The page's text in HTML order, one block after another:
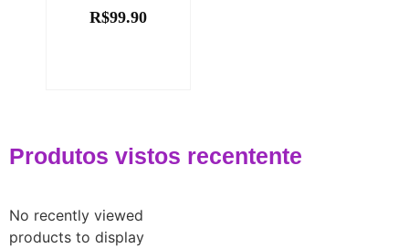
Corporal Her
Code 90G
R$99.90
Produtos vistos recentente
No recently viewed
products to display